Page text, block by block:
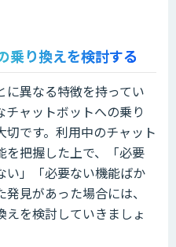
乗り換えを検討する
に異なる特徴を持ってい
ャットボットへの乗り
です。利用中のチャット
を把握した上で、「必要
い」「必要ない機能ばか
見があった場合には、
を検討していきましょ